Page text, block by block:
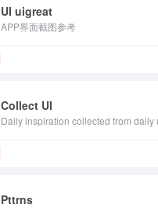
UI uigreat
APP界面截图参考
Collect UI
Daily inspiration collected from
Pttrns